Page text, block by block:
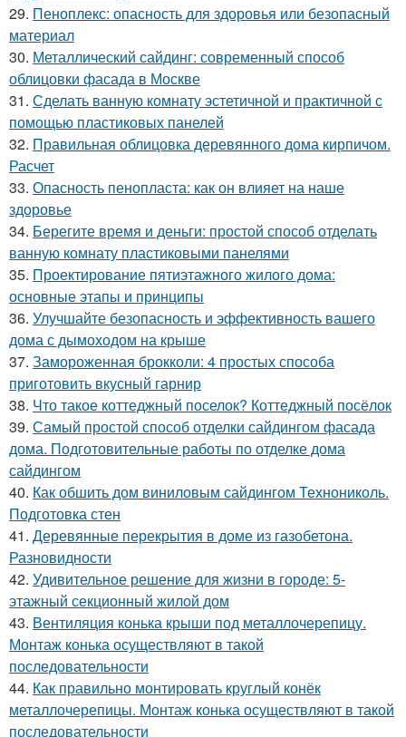
29. Пеноплекс: опасность для здоровья или безопасный
материал
30. Металлический сайдинг: современный способ
облицовки фасада в Москве
31. Сделать ванную комнату эстетичной и практичной с
помощью пластиковых панелей
32. Правильная облицовка деревянного дома кирпичом.
Расчет
33. Опасность пенопласта: как он влияет на наше
здоровье
34. Берегите время и деньги: простой способ отделать
ванную комнату пластиковыми панелями
35. Проектирование пятиэтажного жилого дома:
основные этапы и принципы
36. Улучшайте безопасность и эффективность вашего
дома с дымоходом на крыше
37. Замороженная брокколи: 4 простых способа
приготовить вкусный гарнир
38. Что такое коттеджный поселок? Коттеджный посёлок
39. Самый простой способ отделки сайдингом фасада
дома. Подготовительные работы по отделке дома
сайдингом
40. Как обшить дом виниловым сайдингом Технониколь.
Подготовка стен
41. Деревянные перекрытия в доме из газобетона.
Разновидности
42. Удивительное решение для жизни в городе: 5-
этажный секционный жилой дом
43. Вентиляция конька крыши под металлочерепицу.
Монтаж конька осуществляют в такой
последовательности
44. Как правильно монтировать круглый конёк
металлочерепицы. Монтаж конька осуществляют в такой
последовательности